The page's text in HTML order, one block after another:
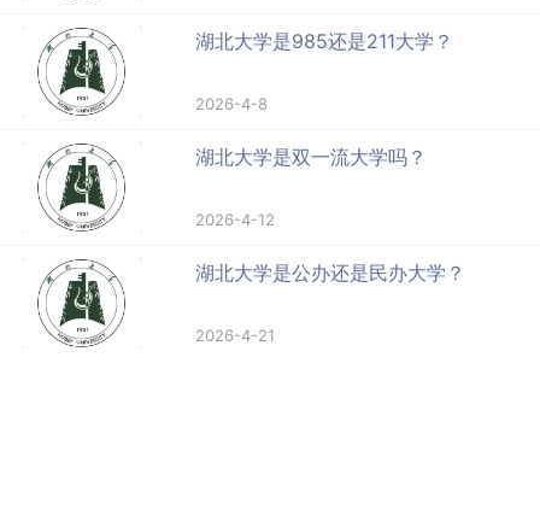
湖北大学是985还是211大学？
2026-4-8
湖北大学是双一流大学吗？
2026-4-12
湖北大学是公办还是民办大学？
2026-4-21